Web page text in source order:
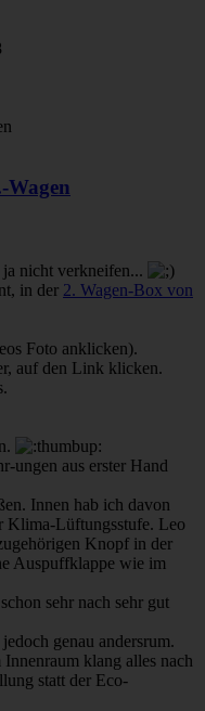
Wagen
nicht verkneifen...
in der 2. Wagen-Box von
Foto anklicken).
auf den Link klicken.
ungen aus erster Hand
Innen hab ich davon
Klima-Lüftungsstufe. Leo
Knopf in der
Auspuffklappe wie im
sehr nach sehr gut
genau andersrum.
klang alles nach
statt der Eco-